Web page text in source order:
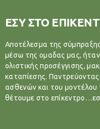
ΕΣΥ ΣΤΟ
Αποτέλεσμα της
μέσω της ομαδας μας, ήταν
ολιστικής προσέγγισης,
καταπίεσης. Παντρεύοντας
ασθενών και του
θέτουμε στο